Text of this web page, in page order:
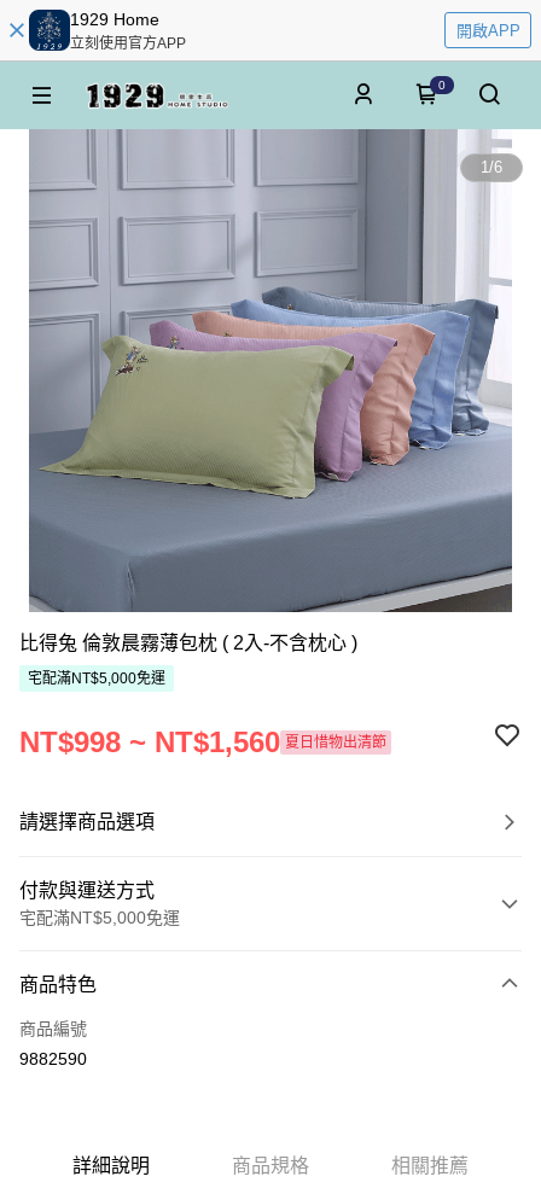
1929 Home
立刻使用官方APP
開啟APP
0
1/6
比得兔 倫敦晨霧薄包枕 ( 2入-不含枕心 )
宅配滿NT$5,000免運
NT$998 ~ NT$1,560 夏日惜物出清節
請選擇商品選項
付款與運送方式
宅配滿NT$5,000免運
信用卡一次付款
ATM付款
每筆NT$100，滿NT$5,000(含以上)免運費
商品特色
商品編號
9882590
詳細說明 商品規格 相關推薦